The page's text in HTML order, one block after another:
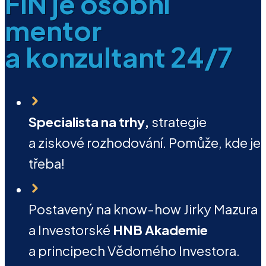
mentor
a konzultant 24/7
Specialista na trhy, strategie
a ziskové rozhodování. Pomůže, kde je
třeba!
Postavený na know-how Jirky Mazura
a Investorské HNB Akademie
a principech Vědomého Investora.